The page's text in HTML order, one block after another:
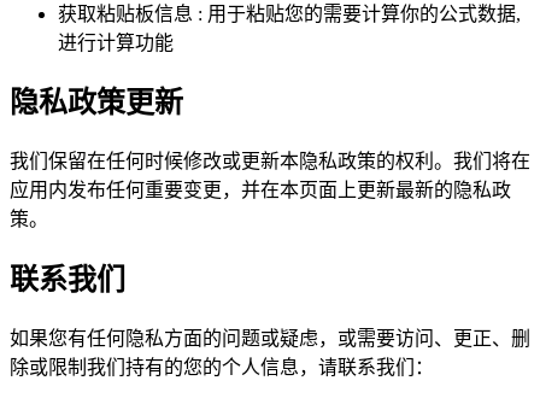
获取粘贴板信息 : 用于粘贴您的需要计算你的公式数据,
进行计算功能
隐私政策更新
我们保留在任何时候修改或更新本隐私政策的权利。我们将在
应用内发布任何重要变更，并在本页面上更新最新的隐私政
策。
联系我们
如果您有任何隐私方面的问题或疑虑，或需要访问、更正、删
除或限制我们持有的您的个人信息，请联系我们：